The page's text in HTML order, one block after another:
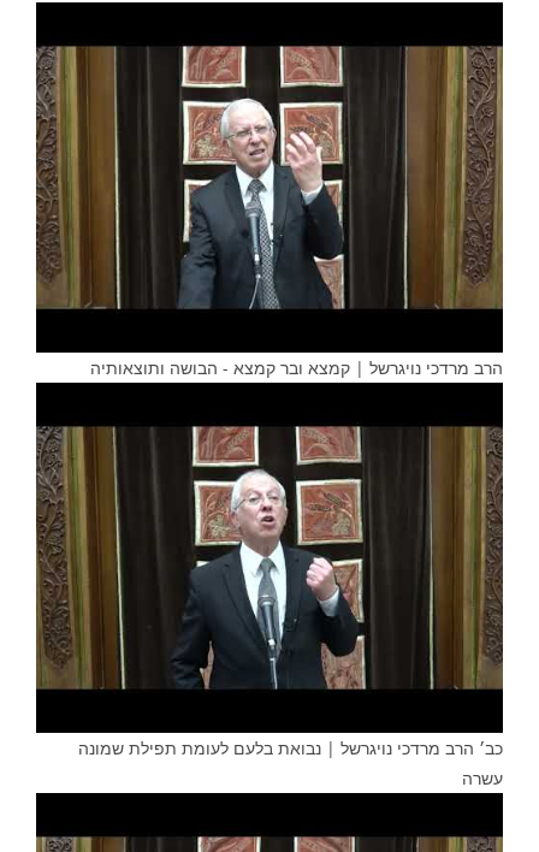
הרב מרדכי נויגרשל | קמצא ובר קמצא - הבושה ותוצאותיה
כב׳ הרב מרדכי נויגרשל | נבואת בלעם לעומת תפילת שמונה
עשרה